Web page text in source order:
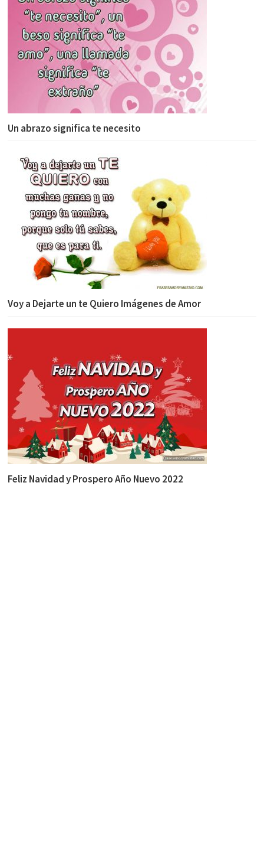
Un abrazo significa te necesito
Voy a Dejarte un te Quiero Imágenes de Amor
Feliz Navidad y Prospero Año Nuevo 2022